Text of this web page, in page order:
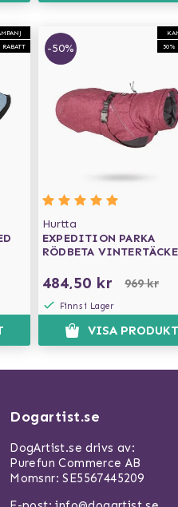
RABATT
50%
-50%
Hurtta
EXPEDITION PARKA
RÖDBETA VINTERTÄCKE
484,50 kr 969 kr
Finns i Lager
VISA PRODUKT
Dogartist.se
DogArtist.se drivs av:
Purefun Commerce AB
Momsnr: SE5567445209